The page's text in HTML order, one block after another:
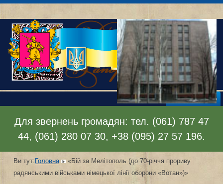
Відкрити меню
Для звернень громадян: тел. (061) 787 47
44, (061) 280 07 30, +38 (095) 27 57 196.
Ви тут:Головна
«Бій за Мелітополь (до 70-річчя прориву
радянськими військами німецької лінії оборони «Вотан»)»